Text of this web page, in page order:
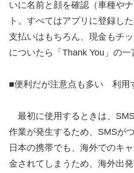
いに名前と顔を確認（車種や
ト。すべてはアプリに登録し
支払いはもちろん、現金もチ
についたら「Thank You」の一
■便利だが注意点も多い 利用
最初に使用するときは、
作業が発生するため、SMSが
日本の携帯でも、海外でのキ
金されてしまうため、海外出